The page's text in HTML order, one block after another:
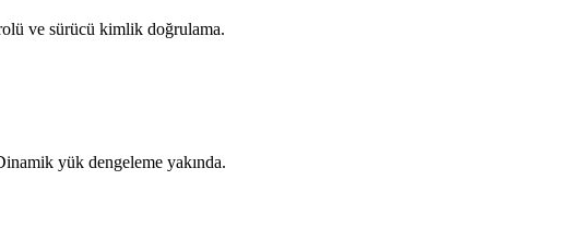
ve sürücü kimlik doğrulama.
yük dengeleme yakında.